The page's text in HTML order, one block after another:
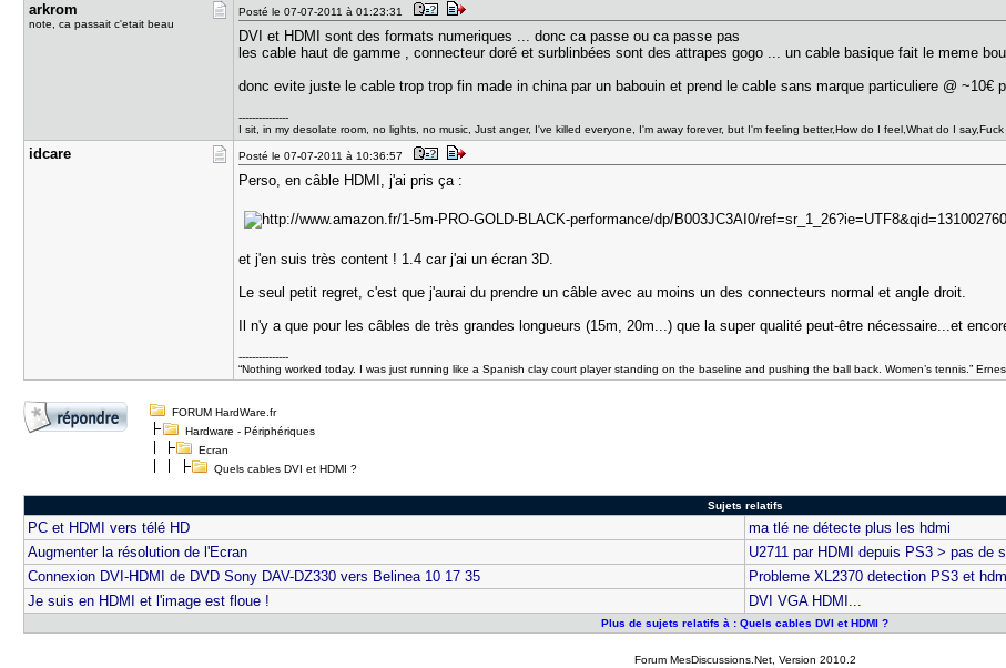
arkrom
note, ca passait c'etait beau
Posté le 07-07-2011 à 01:23:31
DVI et HDMI sont des formats numeriques ... donc ca passe ou ca passe pas
les cable haut de gamme , connecteur doré et surblinbées sont des attrapes gogo ... un cable basique fait le meme
donc evite juste le cable trop trop fin made in china par un babouin et prend le cable sans marque particuliere @ ~10€
---------------
I sit, in my desolate room, no lights, no music, Just anger, I've killed everyone, I'm away forever, but I'm feeling better,How do I feel,What do I
idcare Posté le 07-07-2011 à 10:36:57
Perso, en câble HDMI, j'ai pris ça :
et j'en suis très content ! 1.4 car j'ai un écran 3D.
Le seul petit regret, c'est que j'aurai du prendre un câble avec au moins un des connecteurs normal et angle droit.
Il n'y a que pour les câbles de très grandes longueurs (15m, 20m...) que la super qualité peut-être nécessaire...et
---------------
“Nothing worked today. I was just running like a Spanish clay court player standing on the baseline and pushing the ball back. Women’s tennis.”
FORUM HardWare.fr
Hardware - Périphériques
Ecran
Quels cables DVI et HDMI ?
Sujets relatifs
PC et HDMI vers télé HD
ma tlé ne détecte plus les hdmi
Augmenter la résolution de l'Ecran
U2711 par HDMI depuis PS3 > pas de
Connexion DVI-HDMI de DVD Sony DAV-DZ330 vers Belinea 10 17 35
Probleme XL2370 detection PS3 et
Je suis en HDMI et l'image est floue !
DVI VGA HDMI...
Plus de sujets relatifs à : Quels cables DVI et HDMI ?
Forum MesDiscussions.Net , Version 2010.2